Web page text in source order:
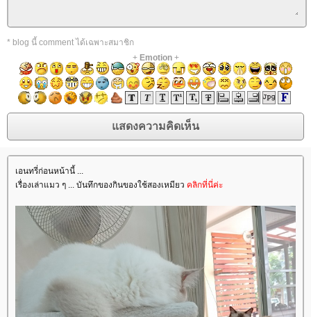
* blog นี้ comment ได้เฉพาะสมาชิก
+ Emotion+
เอนทรี่ก่อนหน้านี้ ...
เรื่องเล่าแมว ๆ ... บันทึกของกินของใช้สองเหมียว คลิกที่นี่ค่ะ